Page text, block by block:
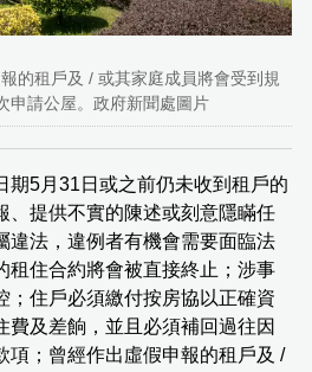
的租戶及 / 或其家庭成員將會受到規
申請公屋。政府新聞處圖片
期5月31日或之前仍未收到租戶的
、提供不實的陳述或刻意隱瞞任
違法，違例者有機會需要面臨法
租住合約將會被直接終止；涉事
；住戶必須繳付按房協以正確資
費及差餉，並且必須補回過往因
項；曾經作出虛假申報的租戶及 /